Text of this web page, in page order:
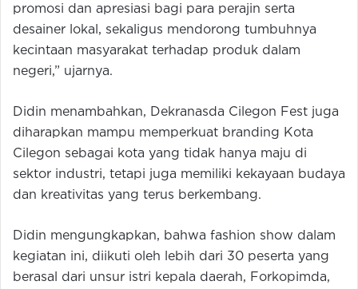
promosi dan apresiasi bagi para perajin serta
desainer lokal, sekaligus mendorong tumbuhnya
kecintaan masyarakat terhadap produk dalam
negeri,” ujarnya.
Didin menambahkan, Dekranasda Cilegon Fest juga
diharapkan mampu memperkuat branding Kota
Cilegon sebagai kota yang tidak hanya maju di
sektor industri, tetapi juga memiliki kekayaan budaya
dan kreativitas yang terus berkembang.
Didin mengungkapkan, bahwa fashion show dalam
kegiatan ini, diikuti oleh lebih dari 30 peserta yang
berasal dari unsur istri kepala daerah, Forkopimda,